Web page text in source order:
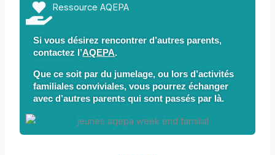
Ressource AQEPA
Si vous désirez rencontrer d’autres parents,
contactez l’AQEPA.
Que ce soit par du jumelage, ou lors d’activités
familiales conviviales, vous pourrez échanger
avec d’autres parents qui sont passés par là.